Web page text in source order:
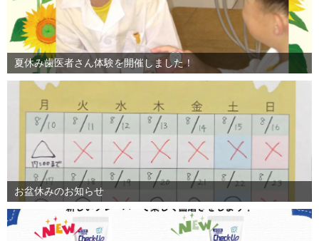
夏休み歯医者さん体験を開催しました！
お盆休みのお知らせ